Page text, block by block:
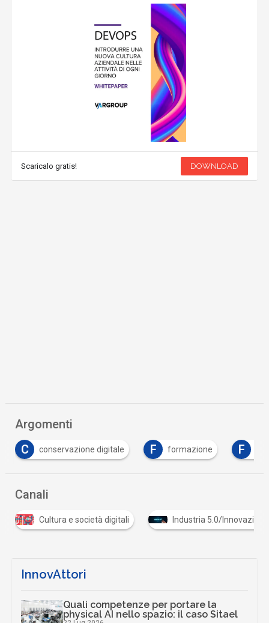
Scaricalo gratis! DOWNLOAD
Argomenti
F
formazione F frequenze Intelligenza
Canali
Industria 5.0/Innovazione in azienda
InnovAttori
Quali competenze per portare la
physical AI nello spazio: il caso Sitael